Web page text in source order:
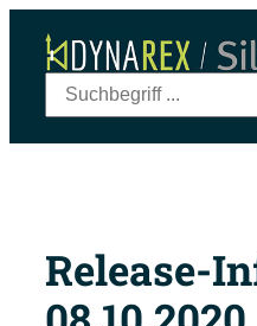
Inhalt
springen
u
c
Release-